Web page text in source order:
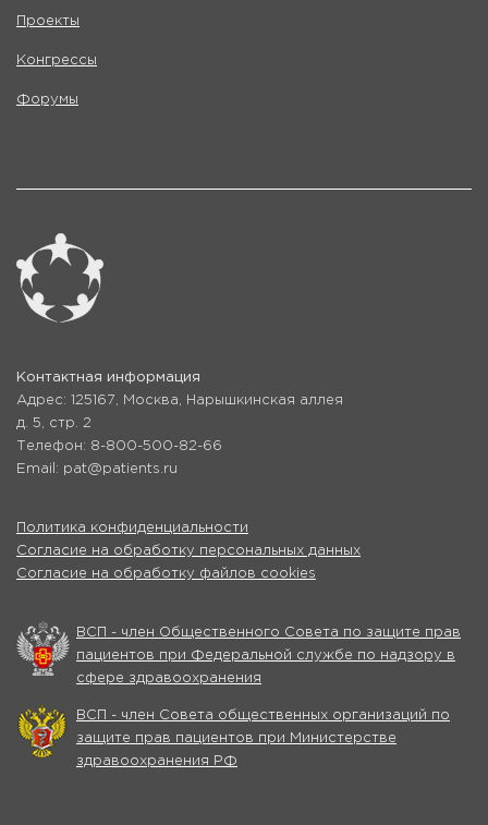
Проекты
Конгрессы
Форумы
Контактная информация
Адрес: 125167, Москва, Нарышкинская аллея
д. 5, стр. 2
Телефон: 8-800-500-82-66
Email: pat@patients.ru
Политика конфиденциальности
Согласие на обработку персональных данных
Согласие на обработку файлов cookies
ВСП - член Общественного Совета по защите прав
пациентов при Федеральной службе по надзору в
сфере здравоохранения
ВСП - член Совета общественных организаций по
защите прав пациентов при Министерстве
здравоохранения РФ